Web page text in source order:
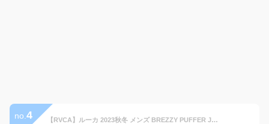
no. 4 【RVCA】ルーカ 2023秋冬 メンズ BREZZY PUFFER JACKET ダウンジャケット 薄手 アウター トップス スケートボード サーフィン ストリート M/L/XL 3カラー【正規品】